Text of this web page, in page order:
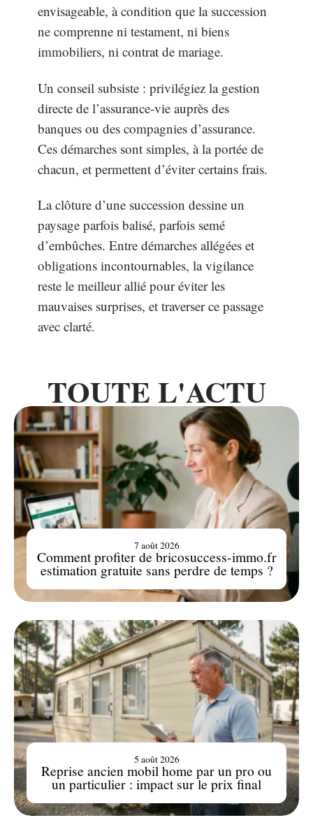
envisageable, à condition que la succession
ne comprenne ni testament, ni biens
immobiliers, ni contrat de mariage.
Un conseil subsiste : privilégiez la gestion
directe de l’assurance-vie auprès des
banques ou des compagnies d’assurance.
Ces démarches sont simples, à la portée de
chacun, et permettent d’éviter certains frais.
La clôture d’une succession dessine un
paysage parfois balisé, parfois semé
d’embûches. Entre démarches allégées et
obligations incontournables, la vigilance
reste le meilleur allié pour éviter les
mauvaises surprises, et traverser ce passage
avec clarté.
TOUTE L'ACTU
Comment profiter de bricosuccess-immo.fr
estimation gratuite sans perdre de temps ?
7 août 2026
Reprise ancien mobil home par un pro ou
un particulier : impact sur le prix final
5 août 2026